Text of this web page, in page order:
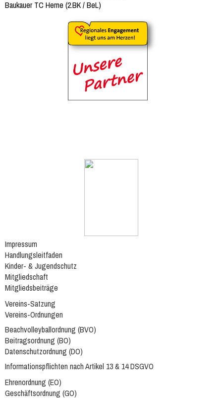
Baukauer TC Herne (2.BK / BeL)
Impressum
Handlungsleitfaden
Kinder- & Jugendschutz
Mitgliedschaft
Mitgliedsbeiträge
Vereins-Satzung
Vereins-Ordnungen
Beachvolleyballordnung (BVO)
Beitragsordnung (BO)
Datenschutzordnung (DO)
Informationspflichten nach Artikel 13 & 14 DSGVO
Ehrenordnung (EO)
Geschäftsordnung (GO)